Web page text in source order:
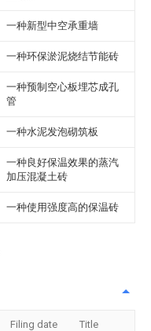
一种新型中空承重墙
一种环保淤泥烧结节能砖
一种预制空心板埋芯成孔
管
一种水泥发泡砌筑板
一种良好保温效果的蒸汽
加压混凝土砖
一种使用强度高的保温砖
Filing date Title